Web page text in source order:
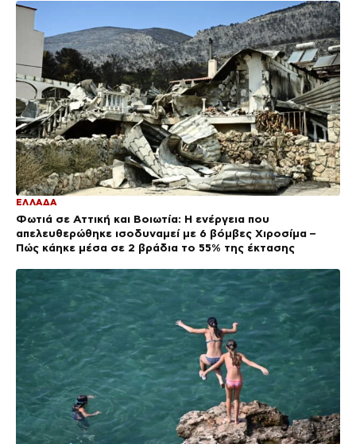
ΕΛΛΑΔΑ
Φωτιά σε Αττική και Βοιωτία: Η ενέργεια που
απελευθερώθηκε ισοδυναμεί με 6 βόμβες Χιροσίμα –
Πώς κάηκε μέσα σε 2 βράδια το 55% της έκτασης